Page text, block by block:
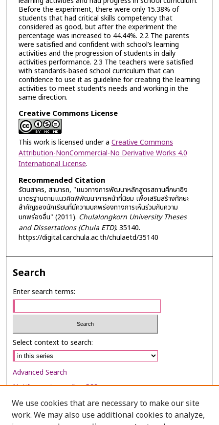
Before the experiment, there were only 15.38% of
students that had critical skills competency that
considered as good, but after the experiment the
percentage was increased to 44.44%. 2.2 The parents
were satisfied and confident with school’s learning
activities and the progression of students in daily
activities performance. 2.3 The teachers were satisfied
with standards-based school curriculum that can
confidence to use it as guideline for creating the learning
activities to meet student’s needs and working in the
same direction.
Creative Commons License
This work is licensed under a Creative Commons
Attribution-NonCommercial-No Derivative Works 4.0
International License.
Recommended Citation
รัตนสาคร, สามารถ, "แนวทางการพัฒนาหลักสูตรสถานศึกษาอิง
มาตรฐานตามแนวคิดพิพัฒนาการหน้าที่นิยม เพื่อเสริมสร้างทักษะ
สำคัญของนักเรียนที่มีความบกพร่องทางการเห็นร่วมกับความ
บกพร่องอื่น" (2011). Chulalongkorn University Theses
and Dissertations (Chula ETD). 35140.
https://digital.car.chula.ac.th/chulaetd/35140
Search
Enter search terms:
Select context to search:
Advanced Search
Notify me via email orRSS
Browse
We use cookies that are necessary to make our site
work. We may also use additional cookies to analyze,